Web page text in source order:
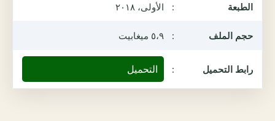
الطبعة : الأولى، ٢٠١٨
حجم الملف : ٥،٩ ميغابيت
رابط التحميل : التحميل